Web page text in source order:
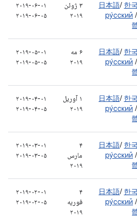
日本語/ 한
ру́сский /
۳ ژوئن
۲۰۱۹
۲۰۱۹-۰۶-۰۱
۲۰۱۹-۰۶-۰۵
日本語/ 한
ру́сский /
۶ مه
۲۰۱۹
۲۰۱۹-۰۵-۰۱
۲۰۱۹-۰۵-۰۵
日本語/ 한
ру́сский /
۱ آوریل
۲۰۱۹
۲۰۱۹-۰۴-۰۱
۲۰۱۹-۰۴-۰۵
日本語/ 한
ру́сский /
۴
مارس
۲۰۱۹
۲۰۱۹-۰۳-۰۱
۲۰۱۹-۰۳-۰۵
日本語/ 한
ру́сский /
۴
فوریه
۲۰۱۹
۲۰۱۹-۰۲-۰۱
۲۰۱۹-۰۲-۰۵